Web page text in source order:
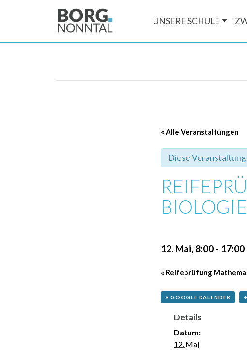
UNSERE SCHULE
« Alle Veranstaltungen
Diese
12. Mai, 8:00 - 17:00
« Reifeprüfung
+ GOOGLE KALENDER
Details
Datum:
12. Mai